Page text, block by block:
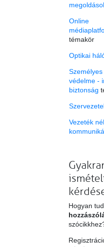
Online
témakör
Optikai
védelme -
biztonság
Vezeték
Hogyan